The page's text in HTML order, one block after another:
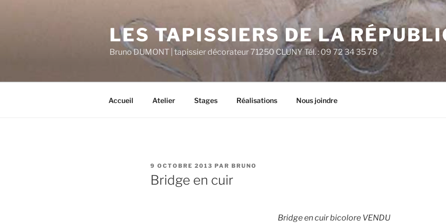
LES TAPISSIERS DE LA
Bruno DUMONT | tapissier décorateur 71250 CLUNY Tél. : 09 72 34 35 78
Accueil Atelier Stages Réalisations Nous joindre
PUBLIÉ
LE
9 OCTOBRE 2013 PAR BRUNO
Bridge en cuir
Bridge en cuir bicolore VENDU